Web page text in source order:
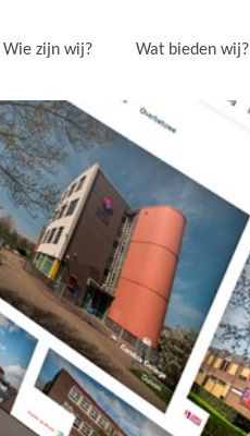
Wie zijn wij? Wat bieden wij?